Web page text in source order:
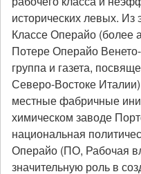
исторических левых.
Классе Операйо (более
Потере Операйо
группа и газета,
Северо-Востоке
местные фабричные
химическом заводе
национальная
Операйо (ПО, Рабочая
значительную роль в